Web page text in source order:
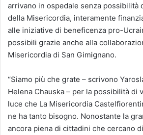
arrivano in ospedale senza possibilità
della Misericordia, interamente
alle iniziative di beneficenza pro-
possibili grazie anche alla
Misericordia di San Gimignano.
“Siamo più che grate – scrivono
Helena Chauska – per la possibilità di
luce che La Misericordia
ne ha tanto bisogno. Nonostante la
ancora piena di cittadini che cercano